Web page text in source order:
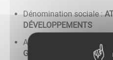
Dénomination sociale :
DÉVELOPPEMENTS
Adresse du siège social :
Gevrey-chambertin,